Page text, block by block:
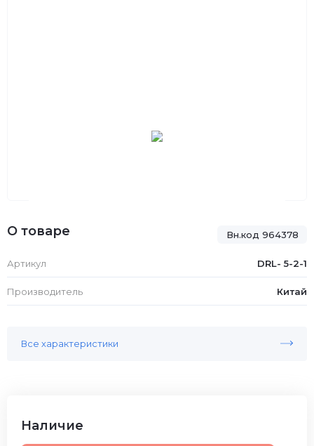
Вн.код 964378
О товаре
Артикул DRL- 5-2-1
Производитель Китай
Все характеристики
Наличие